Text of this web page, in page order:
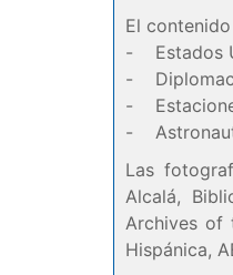
El
- Estados
-
-
-
Las
Alcalá,
Archives of
Hispánica,